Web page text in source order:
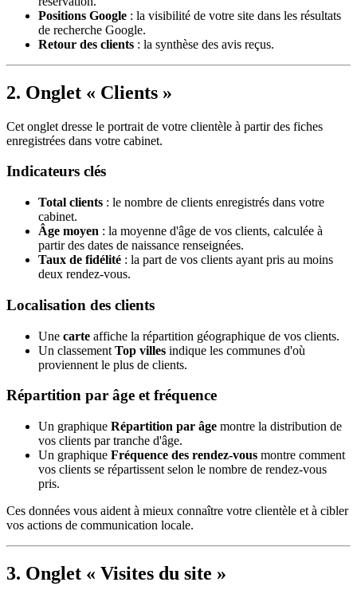
Positions Google : la visibilité de votre site dans les résultats
de recherche Google.
Retour des clients : la synthèse des avis reçus.
2. Onglet « Clients »
Cet onglet dresse le portrait de votre clientèle à partir des fiches
enregistrées dans votre cabinet.
Indicateurs clés
Total clients : le nombre de clients enregistrés dans votre
cabinet.
Âge moyen : la moyenne d'âge de vos clients, calculée à
partir des dates de naissance renseignées.
Taux de fidélité : la part de vos clients ayant pris au moins
deux rendez-vous.
Localisation des clients
Une carte affiche la répartition géographique de vos clients.
Un classement Top villes indique les communes d'où
proviennent le plus de clients.
Répartition par âge et fréquence
Un graphique Répartition par âge montre la distribution de
vos clients par tranche d'âge.
Un graphique Fréquence des rendez-vous montre comment
vos clients se répartissent selon le nombre de rendez-vous
pris.
Ces données vous aident à mieux connaître votre clientèle et à cibler
vos actions de communication locale.
3. Onglet « Visites du site »